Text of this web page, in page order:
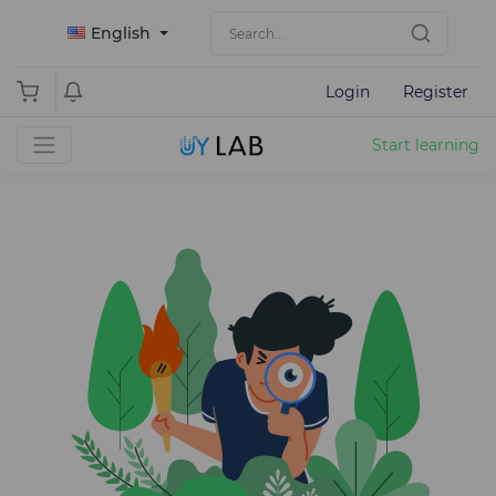
English
Login Register
Start learning